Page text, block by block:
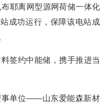
耶离网型源网荷储一体化
成功运行，保障该电站成
约中能储，携手推进当
单位——山东爱能森新材